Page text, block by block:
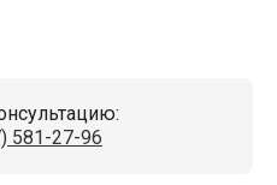
581-27-96